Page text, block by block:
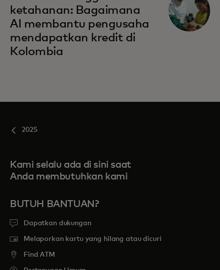
ketahanan: Bagaimana
AI membantu pengusaha
mendapatkan kredit di
Kolombia
2025
Kami selalu ada di sini saat
Anda membutuhkan kami
BUTUH BANTUAN?
Dapatkan dukungan
Melaporkan kartu yang hilang atau dicuri
Find ATM